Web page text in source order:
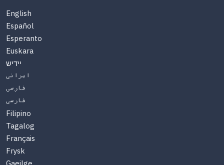
English
Español
Esperanto
Euskara
יידיש
ایرانی
فارسی
فارسی
Filipino
Tagalog
Français
Frysk